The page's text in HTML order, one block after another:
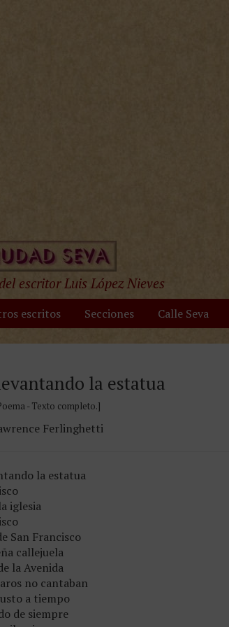
escritor Luis López Nieves
escritos Secciones Calle Seva
la estatua
- Texto completo.]
Ferlinghetti
la estatua
iglesia
San Francisco
callejuela
la Avenida
no cantaban
a tiempo
de siempre